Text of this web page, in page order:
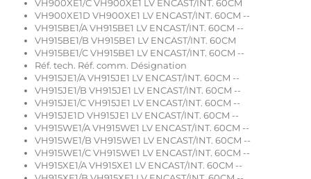
VH900XE1/C VH900XE1 LV ENCAST/INT. 60CM
VH900XE1D VH900XE1 LV ENCAST/INT. 60CM --
VH915BE1/A VH915BE1 LV ENCAST/INT. 60CM --
VH915BE1/B VH915BE1 LV ENCAST/INT. 60CM
VH915BE1/C VH915BE1 LV ENCAST/INT. 60CM --
Réf. tech. Réf. comm. Désignation
VH915JE1/A VH915JE1 LV ENCAST/INT. 60CM --
VH915JE1/B VH915JE1 LV ENCAST/INT. 60CM --
VH915JE1/C VH915JE1 LV ENCAST/INT. 60CM --
VH915JE1D VH915JE1 LV ENCAST/INT. 60CM --
VH915WE1/A VH915WE1 LV ENCAST/INT. 60CM --
VH915WE1/B VH915WE1 LV ENCAST/INT. 60CM --
VH915WE1/C VH915WE1 LV ENCAST/INT. 60CM --
VH915XE1/A VH915XE1 LV ENCAST/INT. 60CM --